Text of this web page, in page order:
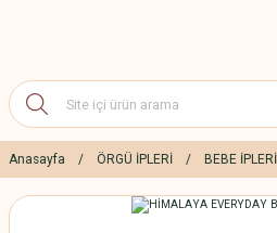
Anasayfa ÖRGÜ İPLERİ BEBE İPLERİ